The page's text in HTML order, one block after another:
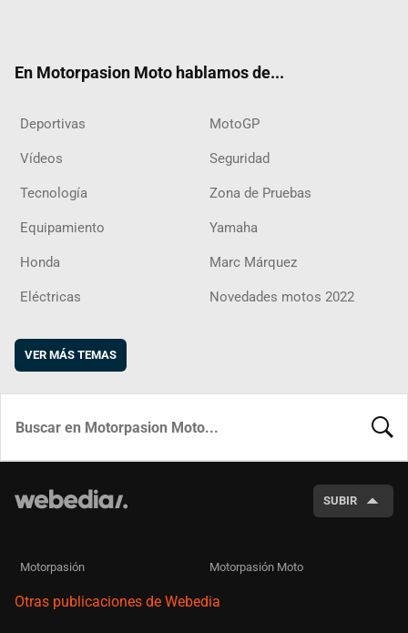
En Motorpasion Moto hablamos de...
Deportivas MotoGP
Vídeos Seguridad
Tecnología Zona de Pruebas
Equipamiento Yamaha
Honda Marc Márquez
Eléctricas Novedades motos 2022
VER MÁS TEMAS
SUBIR
Motorpasión Motorpasión Moto
Otras publicaciones de Webedia